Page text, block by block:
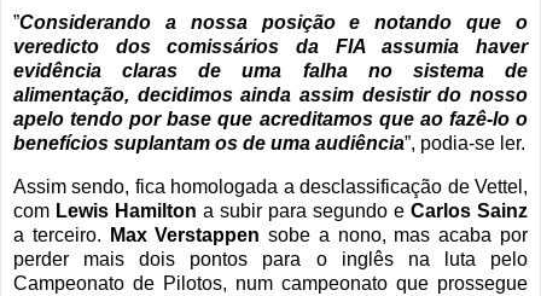
”Considerando a nossa posição e notando que o
veredicto dos comissários da FIA assumia haver
evidência claras de uma falha no sistema de
alimentação, decidimos ainda assim desistir do nosso
apelo tendo por base que acreditamos que ao fazê-lo o
benefícios suplantam os de uma audiência”, podia-se ler.
Assim sendo, fica homologada a desclassificação de Vettel,
com Lewis Hamilton a subir para segundo e Carlos Sainz
a terceiro.
Max Verstappen sobe a nono, mas acaba por
perder mais dois pontos para o inglês na luta pelo
Campeonato de Pilotos, num campeonato que prossegue